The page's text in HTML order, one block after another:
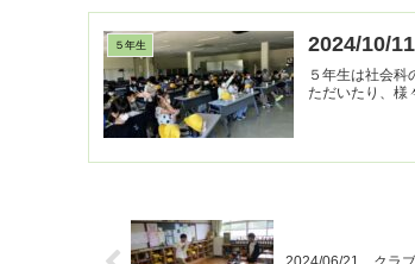
５年生 2024/10/
５年生は社会
ただいたり、様